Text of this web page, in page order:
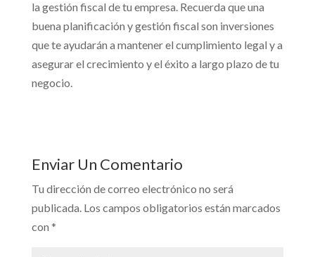
la gestión fiscal de tu empresa. Recuerda que una
buena planificación y gestión fiscal son inversiones
que te ayudarán a mantener el cumplimiento legal y a
asegurar el crecimiento y el éxito a largo plazo de tu
negocio.
Enviar Un Comentario
Tu dirección de correo electrónico no será
publicada. Los campos obligatorios están marcados
con *